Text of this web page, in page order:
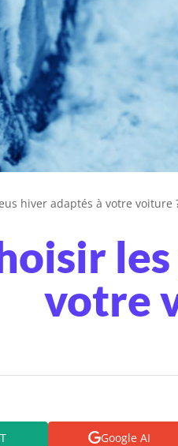
hiver adaptés à votre voiture
votre
Google AI